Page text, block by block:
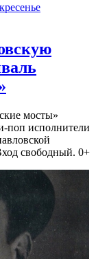
мосты»
поп исполнители
свободный. 0+